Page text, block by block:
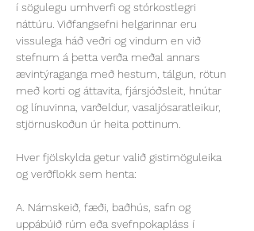
í sögulegu umhverfi og stórkostlegri
náttúru. Viðfangsefni helgarinnar eru
vissulega háð veðri og vindum en við
stefnum á þetta verða meðal annars
ævintýraganga með hestum, tálgun, rötun
með korti og áttavita, fjársjóðsleit, hnútar
og línuvinna, varðeldur, vasaljósaratleikur,
stjörnuskoðun úr heita pottinum.
Hver fjölskylda getur valið gistimöguleika
og verðflokk sem henta:
A. Námskeið, fæði, baðhús, safn og
uppábúið rúm eða svefnpokapláss í